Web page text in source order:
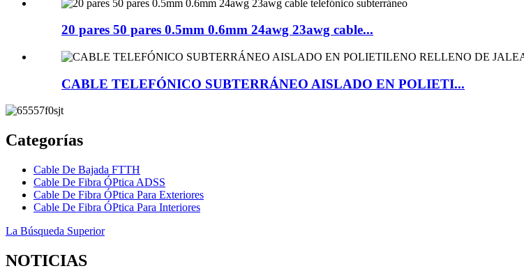
20 pares 50 pares 0.5mm 0.6mm 24awg 23awg cable...
CABLE TELEFÓNICO SUBTERRÁNEO AISLADO EN POLIETI...
Categorías
Cable De Bajada FTTH
Cable De Fibra ÓPtica ADSS
Cable De Fibra ÓPtica Para Exteriores
Cable De Fibra ÓPtica Para Interiores
La Búsqueda Superior
NOTICIAS